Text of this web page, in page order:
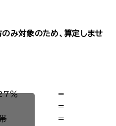
のみ対象のため、算定しませ
％
＝
＝
＝